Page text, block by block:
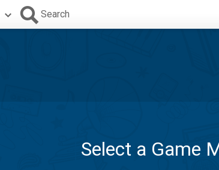
Search
Select a Game